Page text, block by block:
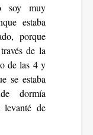
soy muy
estaba
porque
de la
de las 4 y
se estaba
dormía
de